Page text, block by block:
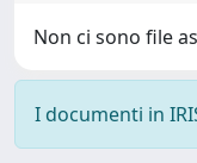
Non ci sono file
I documenti in